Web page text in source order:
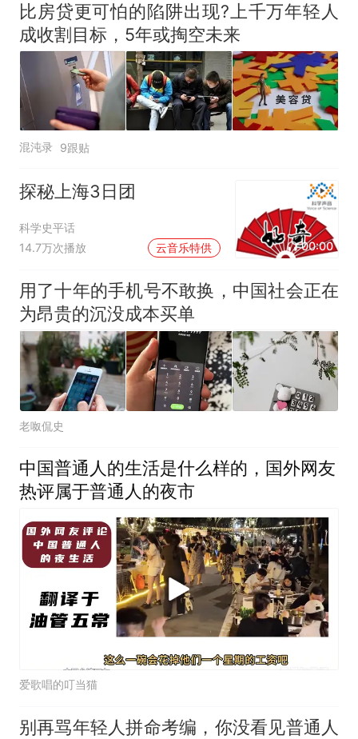
比房贷更可怕的陷阱出现?上千万年轻人
成收割目标，5年或掏空未来
混沌录 9跟贴
探秘上海3日团
科学史平话
14.7万次播放
云音乐特供 00:00
用了十年的手机号不敢换，中国社会正在
为昂贵的沉没成本买单
老呶侃史
中国普通人的生活是什么样的，国外网友
热评属于普通人的夜市
爱歌唱的叮当猫
别再骂年轻人拼命考编，你没看见普通人